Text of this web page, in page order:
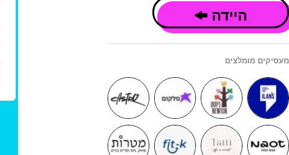
היידה
מעסיקים מומלצים